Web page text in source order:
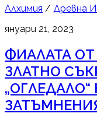
Алхимия / Древна
януари 21, 2023
ФИАЛАТА
ЗЛАТНО